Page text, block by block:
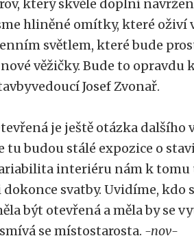
který skvěle doplní
hliněné omítky, které oživí
světlem, které bude
věžičky. Bude to
Josef Zvonař.
je ještě otázka dalšího
tu budou stálé expozice o
interiéru nám k tomu
dokonce svatby. Uvidíme, kdo
být otevřená a měla by se
se místostarosta. -nov-